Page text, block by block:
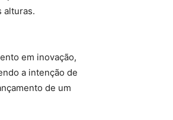
alturas.
em inovação,
a intenção de
de um